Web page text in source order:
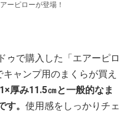
ーピローが登場！
ゥで購入した「エアーピロ
ャンプ用のまくらが買え
厚み11.5㎝と一般的なま
。 使用感をしっかりチェ